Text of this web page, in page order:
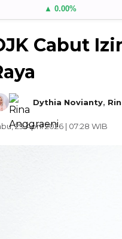
▲ 0.00%
Cabut
Dythia Novianty,
29 April 2026 | 07:28 WIB